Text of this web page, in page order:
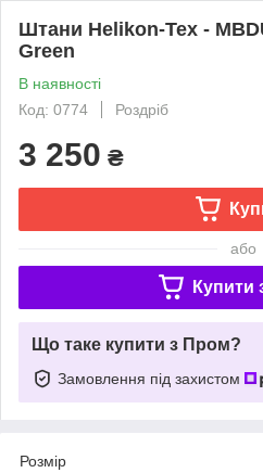
Штани Helikon-Tex -
Green
В наявності
Код: 0774
Роздріб
3 250 ₴
або
Купити
Що таке купити з Пром?
Замовлення під захистом
Розмір